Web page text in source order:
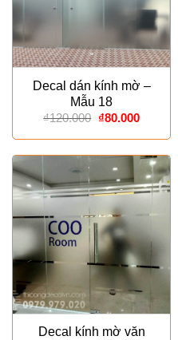
Decal dán kính mờ –
Mẫu 18
₫120.000 Giá
là:
₫120.000.
₫80.000Giá
tại
là:
₫80.000.
Decal kính mờ văn